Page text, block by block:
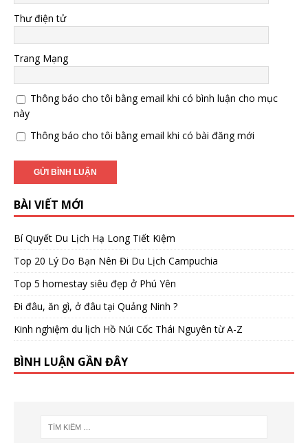
Thư điện tử
Trang Mạng
Thông báo cho tôi bằng email khi có bình luận cho mục
này
Thông báo cho tôi bằng email khi có bài đăng mới
BÀI VIẾT MỚI
Bí Quyết Du Lịch Hạ Long Tiết Kiệm
Top 20 Lý Do Bạn Nên Đi Du Lịch Campuchia
Top 5 homestay siêu đẹp ở Phú Yên
Đi đâu, ăn gì, ở đâu tại Quảng Ninh ?
Kinh nghiệm du lịch Hồ Núi Cốc Thái Nguyên từ A-Z
BÌNH LUẬN GẦN ĐÂY